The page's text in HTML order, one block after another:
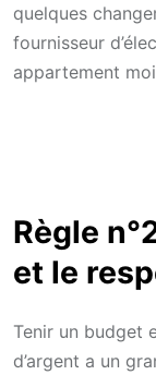
quelques
fournisseur
appartement
Règle
et le
Tenir un budget
d’argent a un